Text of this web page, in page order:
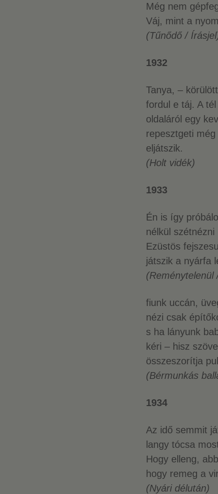
Még nem
Váj, mint a
(Tűnődő /
1932
Tanya, –
fordul e táj. A
oldaláról egy
repesztgeti
eljátszik.
(Holt vidék)
1933
Én is így
nélkül szétnézni
Ezüstös
játszik a nyárfa
(Reménytelenül
fiunk uccán,
nézi csak
s ha lányunk
kéri – hisz
összeszorítja
(Bérmunkás
1934
Az idő semmit
langy tócsa
Hogy elleng,
hogy remeg a
(Nyári délután)